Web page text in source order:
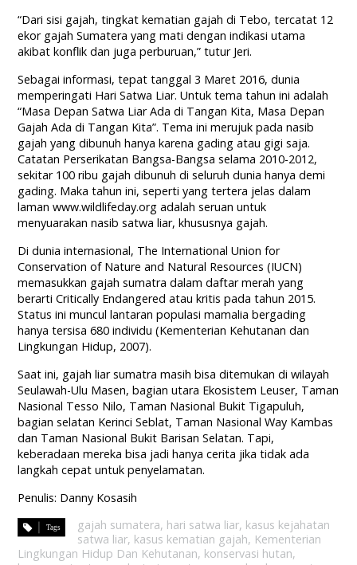
“Dari sisi gajah, tingkat kematian gajah di Tebo, tercatat 12
ekor gajah Sumatera yang mati dengan indikasi utama
akibat konflik dan juga perburuan,” tutur Jeri.
Sebagai informasi, tepat tanggal 3 Maret 2016, dunia
memperingati Hari Satwa Liar. Untuk tema tahun ini adalah
“Masa Depan Satwa Liar Ada di Tangan Kita, Masa Depan
Gajah Ada di Tangan Kita”. Tema ini merujuk pada nasib
gajah yang dibunuh hanya karena gading atau gigi saja.
Catatan Perserikatan Bangsa-Bangsa selama 2010-2012,
sekitar 100 ribu gajah dibunuh di seluruh dunia hanya demi
gading. Maka tahun ini, seperti yang tertera jelas dalam
laman www.wildlifeday.org adalah seruan untuk
menyuarakan nasib satwa liar, khususnya gajah.
Di dunia internasional, The International Union for
Conservation of Nature and Natural Resources (IUCN)
memasukkan gajah sumatra dalam daftar merah yang
berarti Critically Endangered atau kritis pada tahun 2015.
Status ini muncul lantaran populasi mamalia bergading
hanya tersisa 680 individu (Kementerian Kehutanan dan
Lingkungan Hidup, 2007).
Saat ini, gajah liar sumatra masih bisa ditemukan di wilayah
Seulawah-Ulu Masen, bagian utara Ekosistem Leuser, Taman
Nasional Tesso Nilo, Taman Nasional Bukit Tigapuluh,
bagian selatan Kerinci Seblat, Taman Nasional Way Kambas
dan Taman Nasional Bukit Barisan Selatan. Tapi,
keberadaan mereka bisa jadi hanya cerita jika tidak ada
langkah cepat untuk penyelamatan.
Penulis: Danny Kosasih
gajah sumatera, hari satwa liar, kasus kejahatan
satwa liar, kasus kematian gajah, Kementerian
Lingkungan Hidup Dan Kehutanan, konservasi hutan,